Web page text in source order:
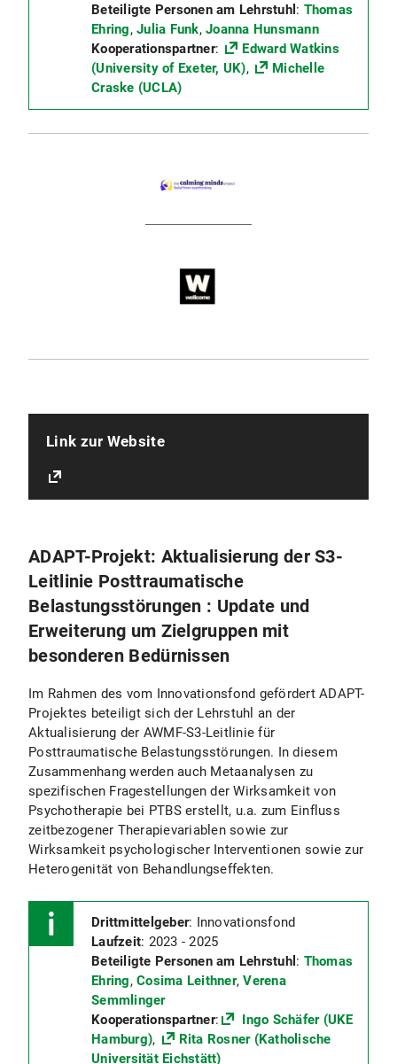
Beteiligte Personen am Lehrstuhl : Thomas
Ehring, Julia Funk, Joanna Hunsmann
Kooperationspartner:
Edward Watkins
(University of Exeter, UK),
Michelle
Craske (UCLA)
Link zur Website
ADAPT-Projekt: Aktualisierung der S3-
Leitlinie Posttraumatische
Belastungsstörungen : Update und
Erweiterung um Zielgruppen mit
besonderen Bedürnissen
Im Rahmen des vom Innovationsfond gefördert ADAPT-
Projektes beteiligt sich der Lehrstuhl an der
Aktualisierung der AWMF-S3-Leitlinie für
Posttraumatische Belastungsstörungen. In diesem
Zusammenhang werden auch Metaanalysen zu
spezifischen Fragestellungen der Wirksamkeit von
Psychotherapie bei PTBS erstellt, u.a. zum Einfluss
zeitbezogener Therapievariablen sowie zur
Wirksamkeit psychologischer Interventionen sowie zur
Heterogenität von Behandlungseffekten.
Drittmittelgeber: Innovationsfond
Laufzeit: 2023 - 2025
Beteiligte Personen am Lehrstuhl : Thomas
Ehring, Cosima Leithner,Verena
Semmlinger
Kooperationspartner:
Ingo Schäfer (UKE
Hamburg),
Rita Rosner (Katholische
Universität Eichstätt)